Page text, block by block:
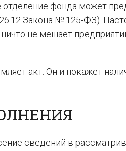
отделение фонда может
Закона № 125-ФЗ).
не мешает
акт. Он и покажет
сведений в